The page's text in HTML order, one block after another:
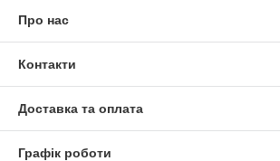
Про нас
Контакти
Доставка та оплата
Графік роботи